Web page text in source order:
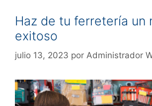
Haz de tu ferretería un
exitoso
julio 13, 2023 por Administrador